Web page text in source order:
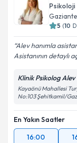
Psikoloji
5 (10
Alev hanımla
Asistanının detaylı
Klinik Psikolog
Kayaönü Mahallesi
No:103 Şehitkamil/
En Yakın Saatler
16:00